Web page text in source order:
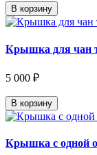
В корзину
Крышка для чан
5 000 ₽
В корзину
Крышка с одной